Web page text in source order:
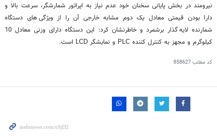
نیرومند در بخش پایانی سخنان خود عدم نیاز به اپراتور شمارشگر، سرعت بالا و
دارا بودن قیمتی معادل یک دوم مشابه خارجی آن را از ویژگی های دستگاه
شمارنده لایه
گذار برشمرد و خاطرنشان کرد: این دستگاه دارای وزنی معادل 10
کیلوگرم و مجهز به کنترل کننده PLC و نمایشگر LCD است.
کد مطلب858627